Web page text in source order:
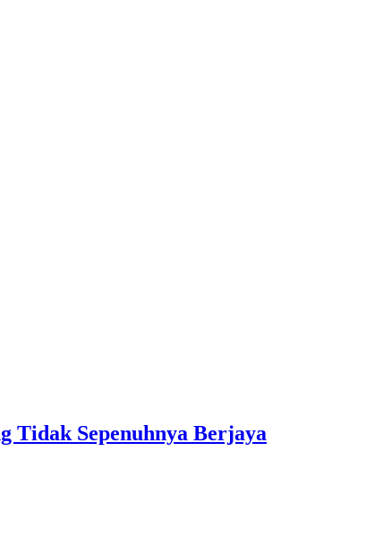
Tidak Sepenuhnya Berjaya